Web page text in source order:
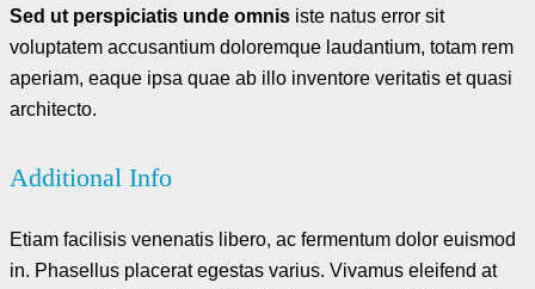
Sed ut perspiciatis unde omnis iste natus error sit
voluptatem accusantium doloremque laudantium, totam rem
aperiam, eaque ipsa quae ab illo inventore veritatis et quasi
architecto.
Additional Info
Etiam facilisis venenatis libero, ac fermentum dolor euismod
in. Phasellus placerat egestas varius. Vivamus eleifend at